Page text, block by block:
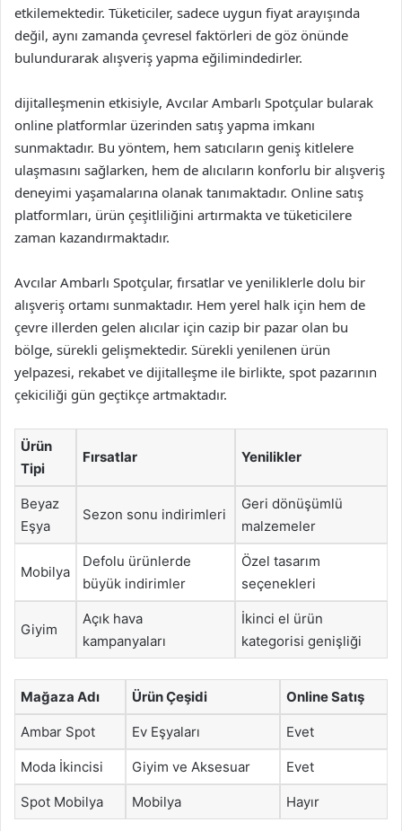
etkilemektedir. Tüketiciler, sadece uygun fiyat arayışında
değil, aynı zamanda çevresel faktörleri de göz önünde
bulundurarak alışveriş yapma eğilimindedirler.
dijitalleşmenin etkisiyle, Avcılar Ambarlı Spotçular bularak
online platformlar üzerinden satış yapma imkanı
sunmaktadır. Bu yöntem, hem satıcıların geniş kitlelere
ulaşmasını sağlarken, hem de alıcıların konforlu bir alışveriş
deneyimi yaşamalarına olanak tanımaktadır. Online satış
platformları, ürün çeşitliliğini artırmakta ve tüketicilere
zaman kazandırmaktadır.
Avcılar Ambarlı Spotçular, fırsatlar ve yeniliklerle dolu bir
alışveriş ortamı sunmaktadır. Hem yerel halk için hem de
çevre illerden gelen alıcılar için cazip bir pazar olan bu
bölge, sürekli gelişmektedir. Sürekli yenilenen ürün
yelpazesi, rekabet ve dijitalleşme ile birlikte, spot pazarının
çekiciliği gün geçtikçe artmaktadır.
Ürün
Tipi
Fırsatlar Yenilikler
Beyaz
Eşya
Sezon sonu indirimleri
Geri dönüşümlü
malzemeler
Mobilya
Defolu ürünlerde
büyük indirimler
Özel tasarım
seçenekleri
Giyim
Açık hava
kampanyaları
İkinci el ürün
kategorisi genişliği
Mağaza Adı Ürün Çeşidi Online Satış
Ambar Spot Ev Eşyaları Evet
Moda İkincisi Giyim ve Aksesuar Evet
Spot Mobilya Mobilya Hayır